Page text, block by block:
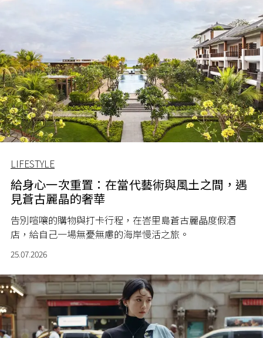
LIFESTYLE
給身心一次重置：在當代藝術與風土之間，遇
見蒼古麗晶的奢華
告別喧嚷的購物與打卡行程，在峇里島蒼古麗晶度假酒
店，給自己一場無憂無慮的海岸慢活之旅。
25.07.2026